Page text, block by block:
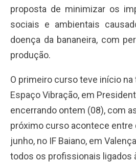
proposta de minimizar os
sociais e ambientais
doença da bananeira, com
produção.
O primeiro curso teve início
Espaço Vibração, em
encerrando ontem (08), com
próximo curso acontece entre
junho, no IF Baiano, em
todos os profissionais ligados